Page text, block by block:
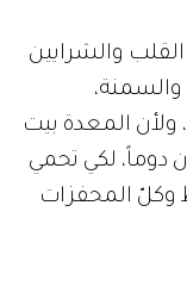
القلب والشرايين
المعدة بيت
دوماً، لكي تحمي
المحفزات